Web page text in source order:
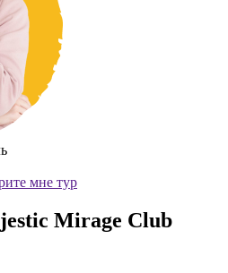
мне тур
Mirage Club